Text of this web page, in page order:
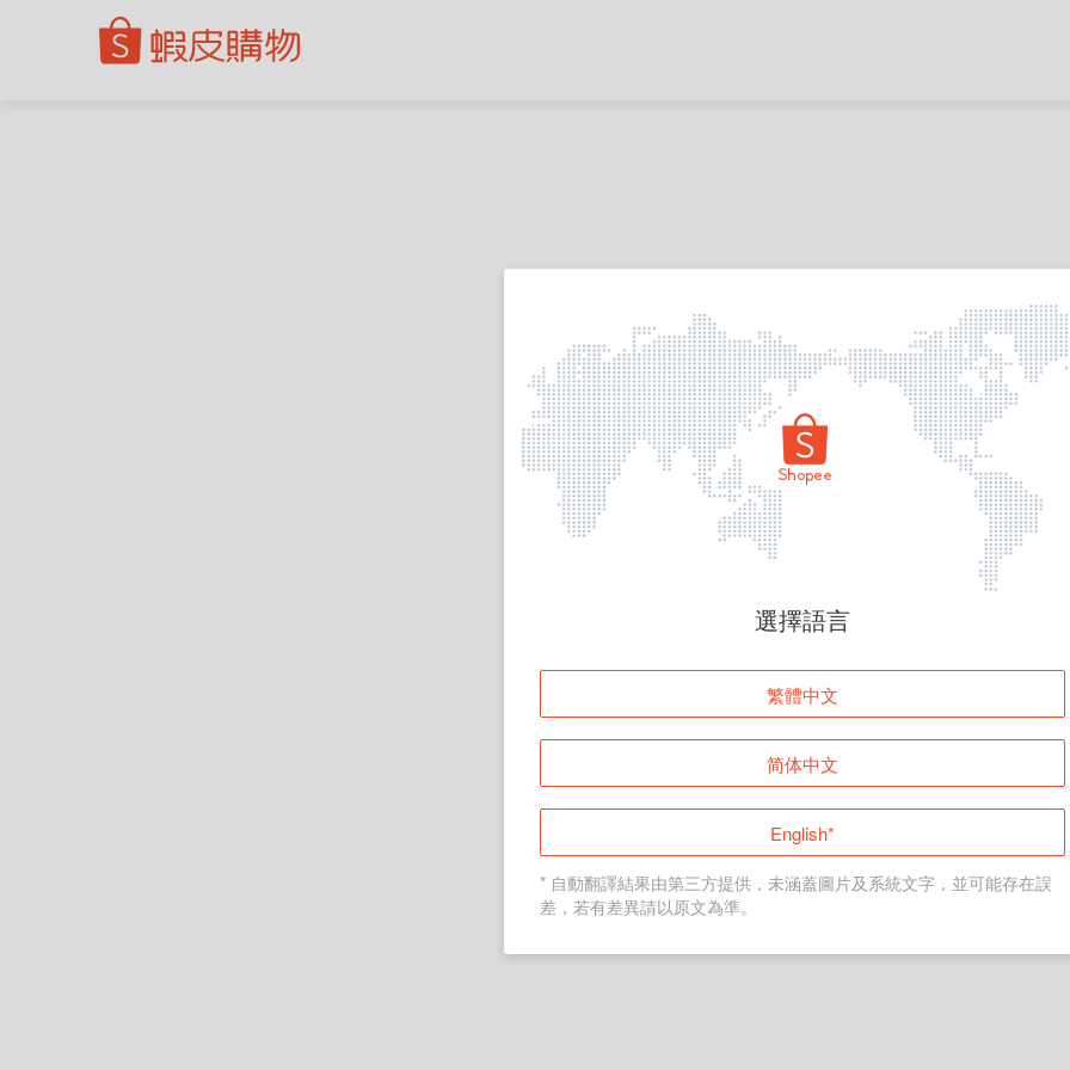
頁面無法顯示
登入
返回首頁
選擇語言
繁體中文
简体中文
English*
* 自動翻譯結果由第三方提供，未涵蓋圖片及系統文字，並可能存在誤
差，若有差異請以原文為準。